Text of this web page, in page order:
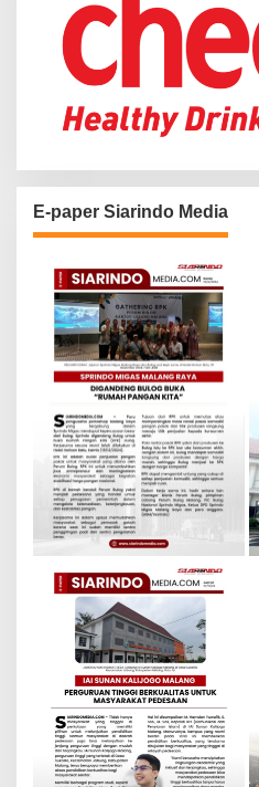
E-paper Siarindo Media